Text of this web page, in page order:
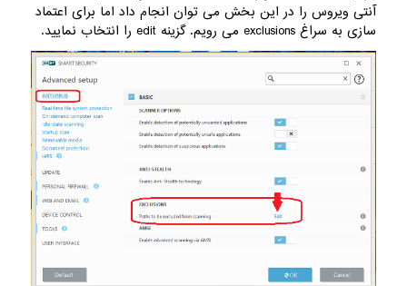
آنتی ویروس را در این بخش می توان انجام داد اما برای اعتماد
سازی به سراغ exclusions می رویم. گزینه edit را انتخاب نمایید.